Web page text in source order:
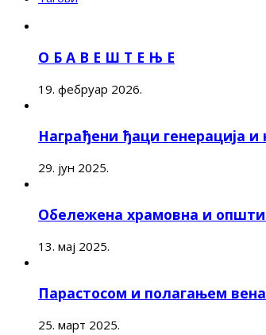
О Б А В Е Ш Т Е Њ Е
19. фебруар 2026.
Награђени ђаци генерација
29. јун 2025.
Обележена храмовна и
13. мај 2025.
Парастосом и полагањем
25. март 2025.